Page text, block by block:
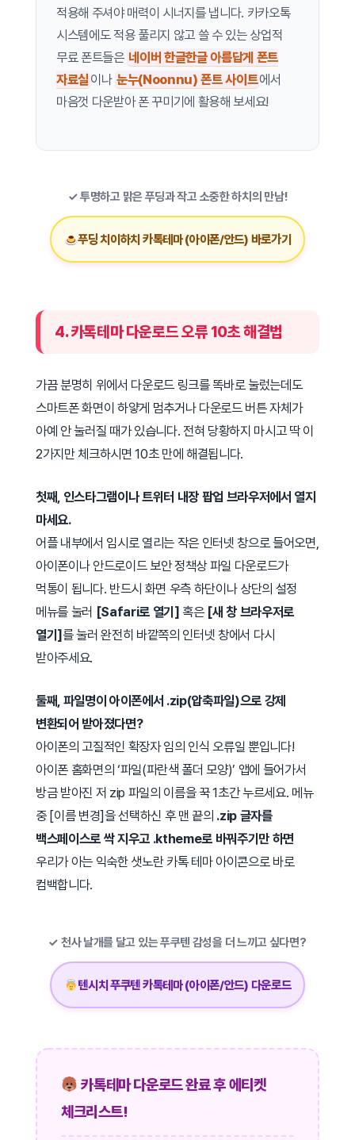
적용해 주셔야 매력이 시너지를 냅니다. 카카오톡
시스템에도 적용 풀리지 않고 쓸 수 있는 상업적
무료 폰트들은 네이버 한글한글 아름답게 폰트
자료실 이나 눈누(Noonnu) 폰트 사이트에서
마음껏 다운받아 폰 꾸미기에 활용해 보세요!
✓ 투명하고 맑은 푸딩과 작고 소중한 하치의 만남!
푸딩 치이하치 카톡테마 (아이폰/안드) 바로가기
4. 카톡테마 다운로드 오류 10초 해결법
가끔 분명히 위에서 다운로드 링크를 똑바로 눌렀는데도
스마트폰 화면이 하얗게 멈추거나 다운로드 버튼 자체가
아예 안 눌러질 때가 있습니다. 전혀 당황하지 마시고 딱 이
2가지만 체크하시면 10초 만에 해결됩니다.
첫째, 인스타그램이나 트위터 내장 팝업 브라우저에서 열지
마세요.
어플 내부에서 임시로 열리는 작은 인터넷 창으로 들어오면,
아이폰이나 안드로이드 보안 정책상 파일 다운로드가
먹통이 됩니다. 반드시 화면 우측 하단이나 상단의 설정
메뉴를 눌러 [Safari로 열기] 혹은 [새 창 브라우저로
열기]를 눌러 완전히 바깥쪽의 인터넷 창에서 다시
받아주세요.
둘째, 파일명이 아이폰에서 .zip(압축파일)으로 강제
변환되어 받아졌다면?
아이폰의 고질적인 확장자 임의 인식 오류일 뿐입니다!
아이폰 홈화면의 ‘파일(파란색 폴더 모양)’ 앱에 들어가서
방금 받아진 저 zip 파일의 이름을 꾹 1초간 누르세요. 메뉴
중 [이름 변경]을 선택하신 후 맨 끝의 .zip 글자를
백스페이스로 싹 지우고 .ktheme로 바꿔주기만 하면
우리가 아는 익숙한 샛노란 카톡 테마 아이콘으로 바로
컴백합니다.
✓ 천사 날개를 달고 있는 푸쿠텐 감성을 더 느끼고 싶다면?
텐시치 푸쿠텐 카톡테마 (아이폰/안드) 다운로드
카톡테마 다운로드 완료 후 에티켓
체크리스트!